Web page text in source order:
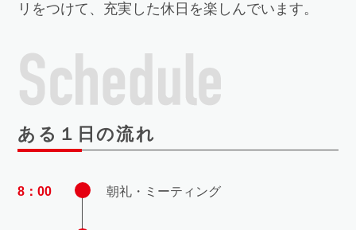
リをつけて、充実した休日を楽しんでいます。
ある１日の流れ
8：00 朝礼・ミーティング